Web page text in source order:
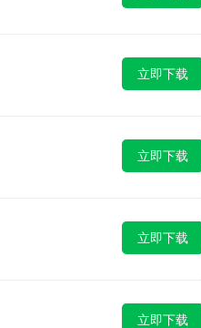
立即下载
立即下载
立即下载
立即下载